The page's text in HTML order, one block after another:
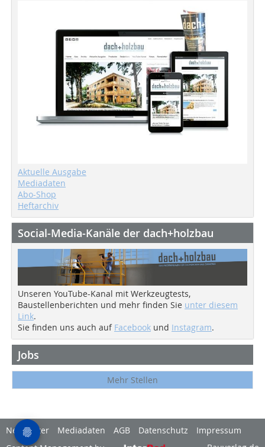
Aktuelle Ausgabe
Mediadaten
Abo-Shop
Heftarchiv
Social-Media-Kanäle der dach+holzbau
Unseren YouTube-Kanal mit Werkzeugtests,
Baustellenberichten und mehr finden Sie unter diesem
Link.
Sie finden uns auch auf Facebook und Instagram.
Jobs
Mehr Stellen
Newsletter Mediadaten AGB Datenschutz
Impressum